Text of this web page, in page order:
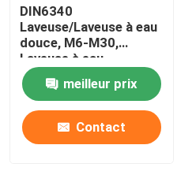
DIN6340
Laveuse/Laveuse à eau
douce, M6-M30,
Laveuse à eau
douce/Dacromet
meilleur prix
Contact